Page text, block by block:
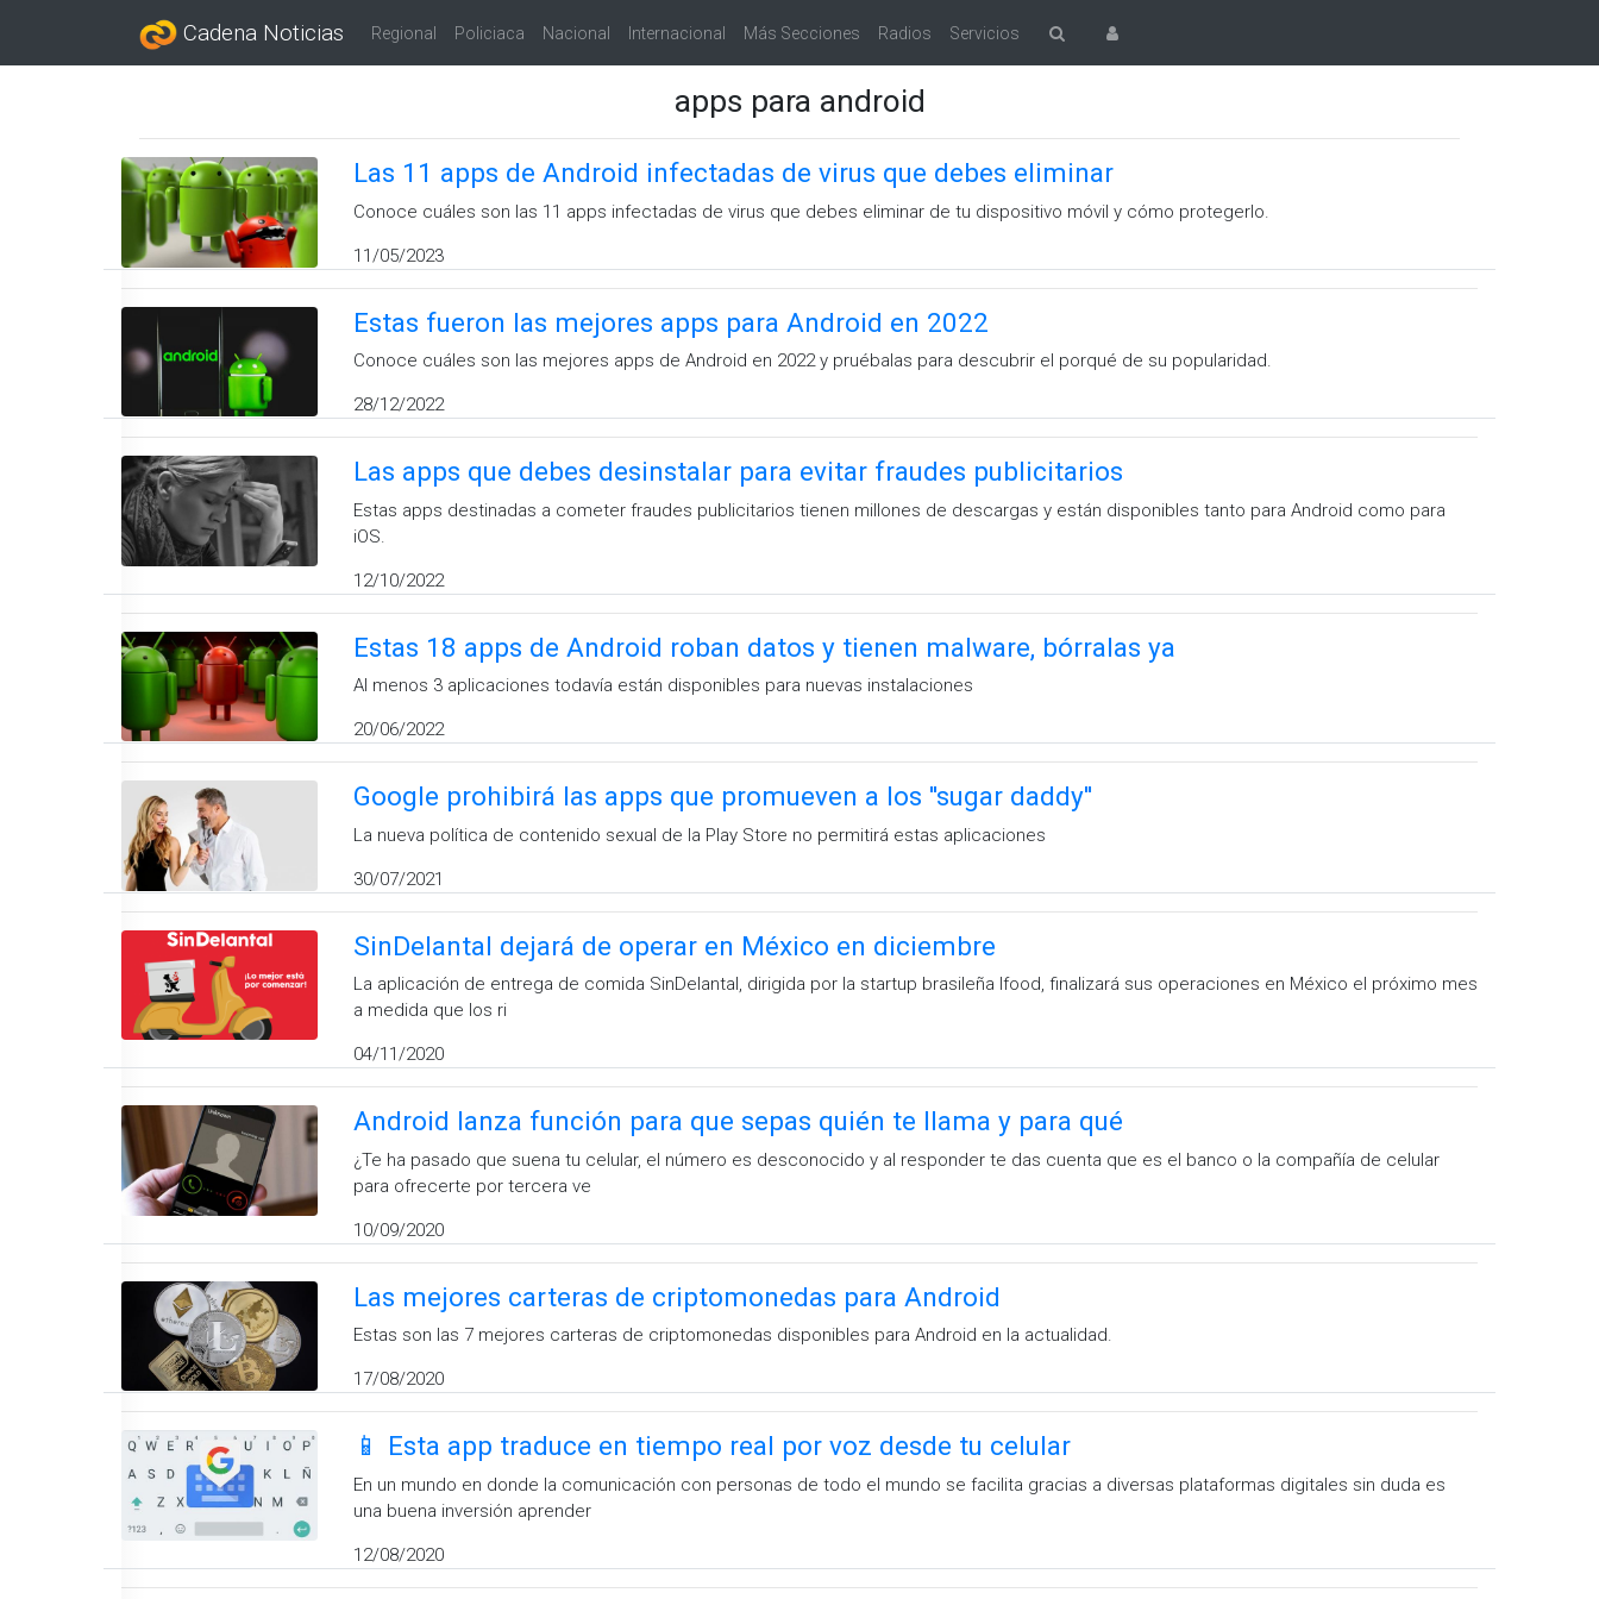
Cadena Noticias Regional Policiaca Nacional Internacional Más Secciones Radios Servicios
apps para android
Las 11 apps de Android infectadas de virus que debes eliminar
Conoce cuáles son las 11 apps infectadas de virus que debes eliminar de tu dispositivo móvil y cómo protegerlo.
11/05/2023
Estas fueron las mejores apps para Android en 2022
Conoce cuáles son las mejores apps de Android en 2022 y pruébalas para descubrir el porqué de su popularidad.
28/12/2022
Las apps que debes desinstalar para evitar fraudes publicitarios
Estas apps destinadas a cometer fraudes publicitarios tienen millones de descargas y están disponibles tanto para Android como para
iOS.
12/10/2022
Estas 18 apps de Android roban datos y tienen malware, bórralas ya
Al menos 3 aplicaciones todavía están disponibles para nuevas instalaciones
20/06/2022
Google prohibirá las apps que promueven a los ''sugar daddy''
La nueva política de contenido sexual de la Play Store no permitirá estas aplicaciones
30/07/2021
SinDelantal dejará de operar en México en diciembre
La aplicación de entrega de comida SinDelantal, dirigida por la startup brasileña Ifood, finalizará sus operaciones en México el próximo mes
a medida que los ri
04/11/2020
Android lanza función para que sepas quién te llama y para qué
¿Te ha pasado que suena tu celular, el número es desconocido y al responder te das cuenta que es el banco o la compañía de celular
para ofrecerte por tercera ve
10/09/2020
Las mejores carteras de criptomonedas para Android
Estas son las 7 mejores carteras de criptomonedas disponibles para Android en la actualidad.
17/08/2020
📱 Esta app traduce en tiempo real por voz desde tu celular
En un mundo en donde la comunicación con personas de todo el mundo se facilita gracias a diversas plataformas digitales sin duda es
una buena inversión aprender
12/08/2020